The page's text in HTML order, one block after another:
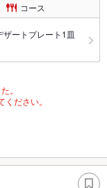
コース
ザートプレート1皿
。
ださい。